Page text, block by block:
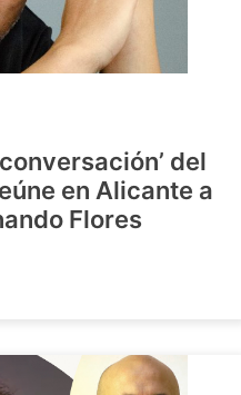
del
en Alicante a
Flores